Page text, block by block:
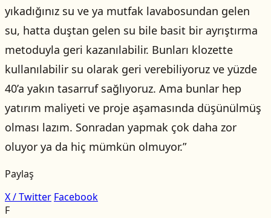
yıkadığınız su ve ya mutfak lavabosundan gelen
su, hatta duştan gelen su bile basit bir ayrıştırma
metoduyla geri kazanılabilir. Bunları klozette
kullanılabilir su olarak geri verebiliyoruz ve yüzde
40’a yakın tasarruf sağlıyoruz. Ama bunlar hep
yatırım maliyeti ve proje aşamasında düşünülmüş
olması lazım. Sonradan yapmak çok daha zor
oluyor ya da hiç mümkün olmuyor.”
Paylaş
X / Twitter Facebook
F